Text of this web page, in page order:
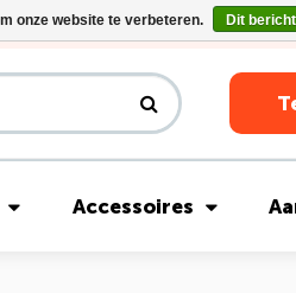
direct uit voorraad leverbaar!
Accessoires
onze website te verbeteren. Dit